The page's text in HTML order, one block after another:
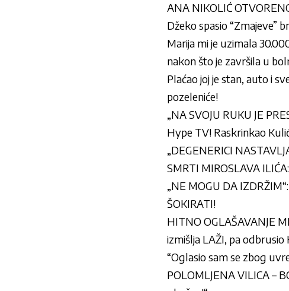
ANA NIKOLIĆ
Džeko spasio “Zmajeve”
Marija mi je uzimala
nakon što je završila u
Plaćao joj je stan, auto i
pozeleniće!
„NA SVOJU RUKU JE
Hype TV! Raskrinkao
„DEGENERICI
SMRTI MIROSLAVA
„NE MOGU DA
ŠOKIRATI!
HITNO OGLAŠAVANJE
izmišlja LAŽI, pa odbrusio
“Oglasio sam se zbog
POLOMLJENA VILICA –